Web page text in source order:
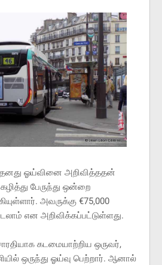
தனது ஓய்வினை அறிவித்ததன்
பேருந்து ஒன்றை
அவருக்கு €75,000
என அறிவிக்கப்பட்டுள்ளது.
கடமையாற்றிய ஒருவர்,
ஒருந்து ஓய்வு பெற்றார். ஆனால்